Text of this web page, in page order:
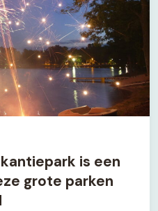
is een
grote parken